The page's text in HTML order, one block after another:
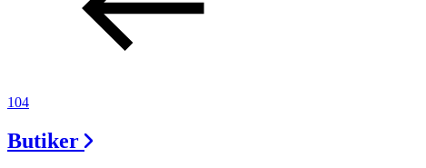
Evenemang
Kundklubb
104
Butiker